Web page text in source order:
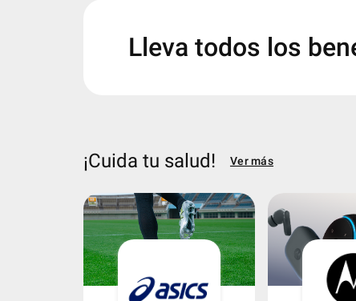
Lleva todos los
¡Cuida tu salud! Ver más